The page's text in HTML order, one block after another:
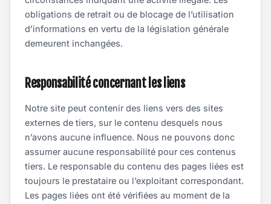
obligations de retrait ou de blocage de l’utilisation
d’informations en vertu de la législation générale
demeurent inchangées.
Responsabilité concernant les liens
Notre site peut contenir des liens vers des sites
externes de tiers, sur le contenu desquels nous
n’avons aucune influence. Nous ne pouvons donc
assumer aucune responsabilité pour ces contenus
tiers. Le responsable du contenu des pages liées est
toujours le prestataire ou l’exploitant correspondant.
Les pages liées ont été vérifiées au moment de la